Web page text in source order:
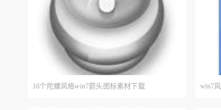
16个陀螺风格win7箭头图标素材下载 win7